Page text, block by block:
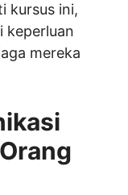
kursus ini,
keperluan
mereka